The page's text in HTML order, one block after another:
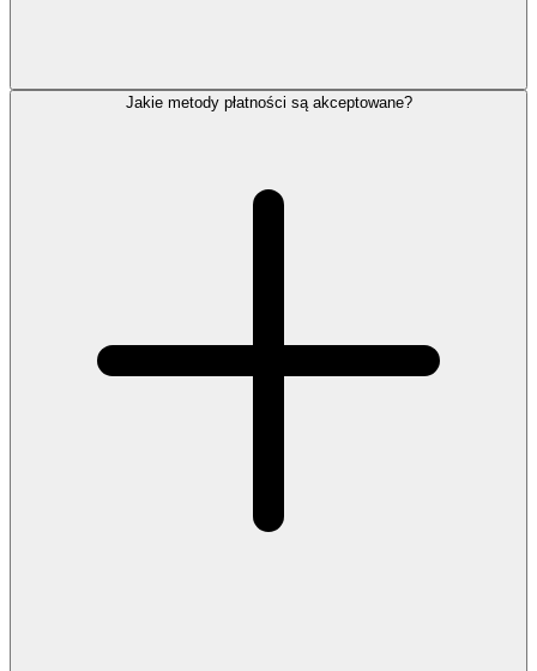
Jakie metody płatności są akceptowane?